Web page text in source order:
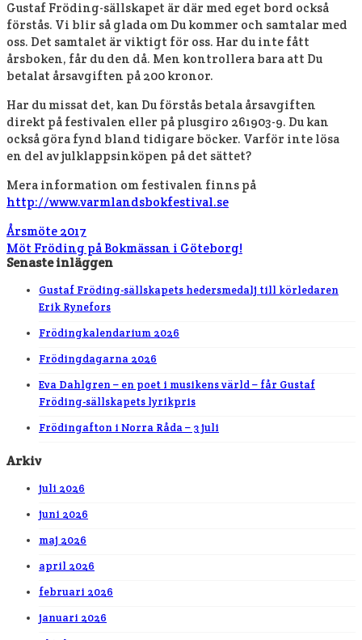
Gustaf Fröding-sällskapet är där med eget bord också
förstås. Vi blir så glada om Du kommer och samtalar med
oss. Det samtalet är viktigt för oss. Har du inte fått
årsboken, får du den då. Men kontrollera bara att Du
betalat årsavgiften på 200 kronor.
Har du missat det, kan Du förstås betala årsavgiften
direkt på festivalen eller på plusgiro 261903-9. Du kan
också göra fynd bland tidigare böcker. Varför inte lösa
en del av julklappsinköpen på det sättet?
Mera information om festivalen finns på
http://www.varmlandsbokfestival.se
Årsmöte 2017
Möt Fröding på Bokmässan i Göteborg!
Senaste inläggen
Gustaf Fröding-sällskapets hedersmedalj till körledaren
Erik Rynefors
Frödingkalendarium 2026
Frödingdagarna 2026
Eva Dahlgren – en poet i musikens värld – får Gustaf
Fröding-sällskapets lyrikpris
Frödingafton i Norra Råda – 3 juli
Arkiv
juli 2026
juni 2026
maj 2026
april 2026
februari 2026
januari 2026